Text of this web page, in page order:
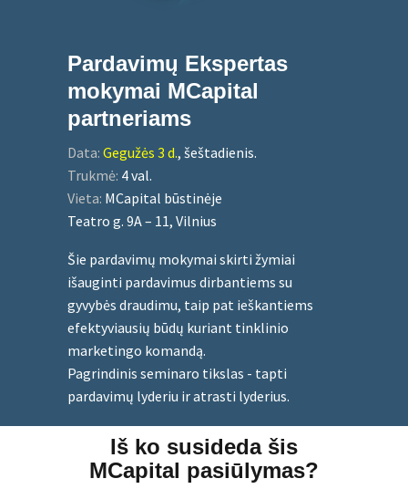
Pardavimų Ekspertas
mokymai MCapital
partneriams
Data: Gegužės 3 d., šeštadienis.
Trukmė: 4 val.
Vieta: MCapital būstinėje
Teatro g. 9A – 11, Vilnius
Šie pardavimų mokymai skirti žymiai
išauginti pardavimus dirbantiems su
gyvybės draudimu, taip pat ieškantiems
efektyviausių būdų kuriant tinklinio
marketingo komandą.
Pagrindinis seminaro tikslas - tapti
pardavimų lyderiu ir atrasti lyderius.
Iš ko susideda šis
MCapital pasiūlymas?